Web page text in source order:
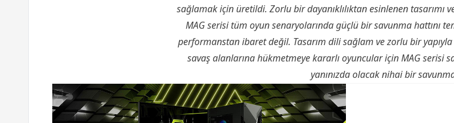
sağlamak için üretildi. Zorlu bir dayanıklılıktan esinlenen tasarımı
MAG serisi tüm oyun senaryolarında güçlü bir savunma hattını
performanstan ibaret değil. Tasarım dili sağlam ve zorlu bir
savaş alanlarına hükmetmeye kararlı oyuncular için MAG serisi
yanınızda olacak nihai bir